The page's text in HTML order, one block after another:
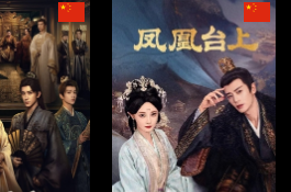
19. Bölüm
20. Bölüm
21. Bölüm